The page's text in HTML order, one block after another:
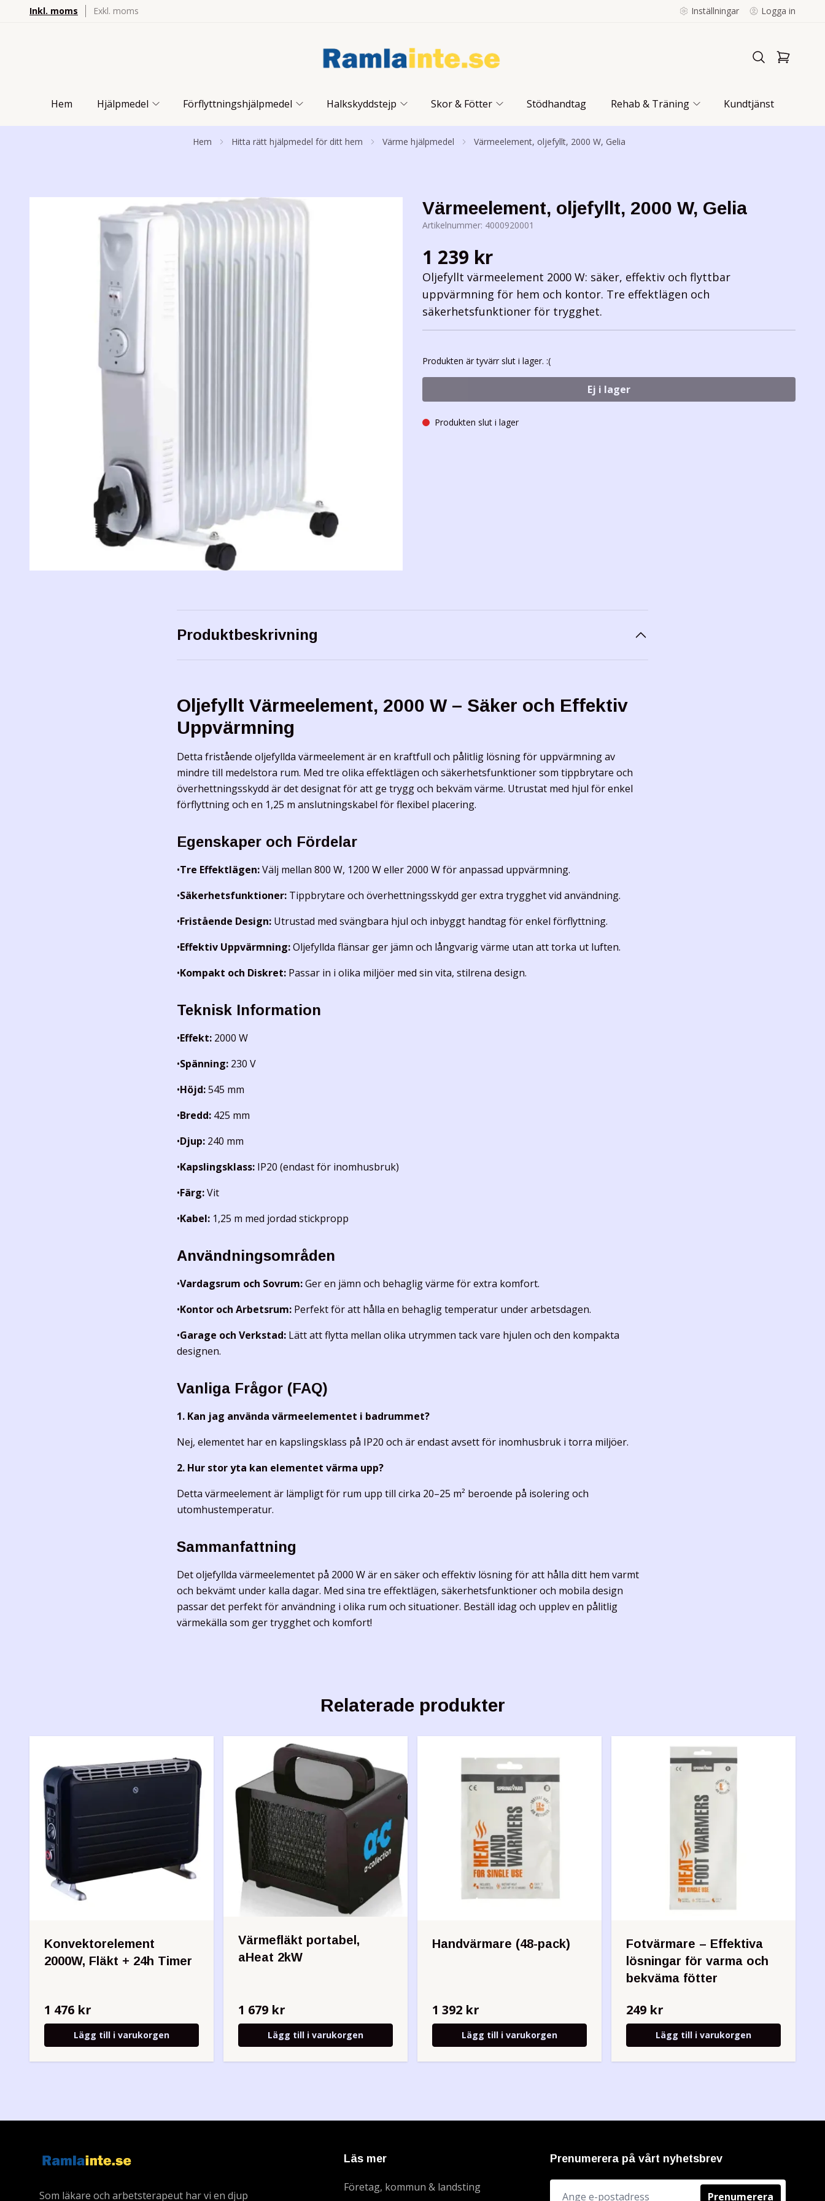
Inkl. moms Exkl. moms Inställningar Logga in
Hem Hjälpmedel Förflyttningshjälpmedel Halkskyddstejp Skor & Fötter Stödhandtag Rehab & Träning Kundtjänst
Hem Hitta rätt hjälpmedel för ditt hem Värme hjälpmedel Värmeelement, oljefyllt, 2000 W, Gelia
Värmeelement, oljefyllt, 2000 W, Gelia
Artikelnummer: 4000920001
1 239 kr
Oljefyllt värmeelement 2000 W: säker, effektiv och flyttbar
uppvärmning för hem och kontor. Tre effektlägen och
säkerhetsfunktioner för trygghet.
Produkten är tyvärr slut i lager. :(
Ej i lager
Produkten slut i lager
Produktbeskrivning
Oljefyllt Värmeelement, 2000 W – Säker och Effektiv
Uppvärmning
Detta fristående oljefyllda värmeelement är en kraftfull och pålitlig lösning för uppvärmning av
mindre till medelstora rum. Med tre olika effektlägen och säkerhetsfunktioner som tippbrytare och
överhettningsskydd är det designat för att ge trygg och bekväm värme. Utrustat med hjul för enkel
förflyttning och en 1,25 m anslutningskabel för flexibel placering.
Egenskaper och Fördelar
•Tre Effektlägen:Välj mellan 800 W, 1200 W eller 2000 W för anpassad uppvärmning.
•Säkerhetsfunktioner: Tippbrytare och överhettningsskydd ger extra trygghet vid användning.
•Fristående Design: Utrustad med svängbara hjul och inbyggt handtag för enkel förflyttning.
•Effektiv Uppvärmning:Oljefyllda flänsar ger jämn och långvarig värme utan att torka ut luften.
•Kompakt och Diskret: Passar in i olika miljöer med sin vita, stilrena design.
Teknisk Information
•Effekt: 2000 W
•Spänning: 230 V
•Höjd:545 mm
•Bredd: 425 mm
•Djup: 240 mm
•Kapslingsklass: IP20 (endast för inomhusbruk)
•Färg:Vit
•Kabel: 1,25 m med jordad stickpropp
Användningsområden
•Vardagsrum och Sovrum:Ger en jämn och behaglig värme för extra komfort.
•Kontor och Arbetsrum: Perfekt för att hålla en behaglig temperatur under arbetsdagen.
•Garage och Verkstad: Lätt att flytta mellan olika utrymmen tack vare hjulen och den kompakta
designen.
Vanliga Frågor (FAQ)
1. Kan jag använda värmeelementet i badrummet?
Nej, elementet har en kapslingsklass på IP20 och är endast avsett för inomhusbruk i torra miljöer.
2. Hur stor yta kan elementet värma upp?
Detta värmeelement är lämpligt för rum upp till cirka 20–25 m² beroende på isolering och
utomhustemperatur.
Sammanfattning
Det oljefyllda värmeelementet på 2000 W är en säker och effektiv lösning för att hålla ditt hem varmt
och bekvämt under kalla dagar. Med sina tre effektlägen, säkerhetsfunktioner och mobila design
passar det perfekt för användning i olika rum och situationer. Beställ idag och upplev en pålitlig
värmekälla som ger trygghet och komfort!
Relaterade produkter
Konvektorelement
2000W, Fläkt + 24h Timer
1 476 kr
Lägg till i varukorgen
Värmefläkt portabel,
aHeat 2kW
1 679 kr
Lägg till i varukorgen
Handvärmare (48-pack)
1 392 kr
Lägg till i varukorgen
Fotvärmare – Effektiva
lösningar för varma och
bekväma fötter
249 kr
Lägg till i varukorgen
Som läkare och arbetsterapeut har vi en djup
Läs mer
Företag, kommun & landsting
Prenumerera på vårt nyhetsbrev
Prenumerera